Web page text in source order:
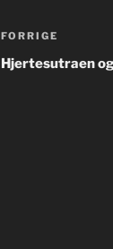
Forrige
indlæg
FORRIGE
Hjertesutraen